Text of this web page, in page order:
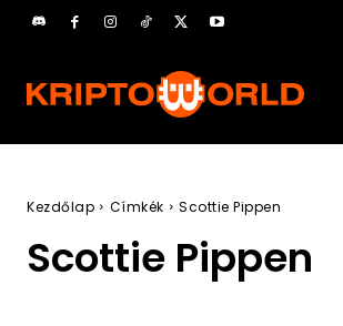
Kezdőlap Címkék Scottie Pippen
Scottie Pippen